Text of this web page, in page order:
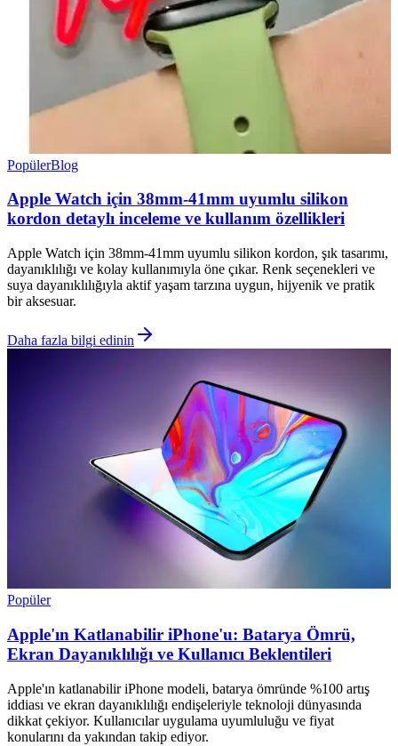
PopülerBlog
Apple Watch için 38mm-41mm uyumlu silikon
kordon detaylı inceleme ve kullanım özellikleri
Apple Watch için 38mm-41mm uyumlu silikon kordon, şık tasarımı,
dayanıklılığı ve kolay kullanımıyla öne çıkar. Renk seçenekleri ve
suya dayanıklılığıyla aktif yaşam tarzına uygun, hijyenik ve pratik
bir aksesuar.
Daha fazla bilgi edinin
Popüler
Apple'ın Katlanabilir iPhone'u: Batarya Ömrü,
Ekran Dayanıklılığı ve Kullanıcı Beklentileri
Apple'ın katlanabilir iPhone modeli, batarya ömründe %100 artış
iddiası ve ekran dayanıklılığı endişeleriyle teknoloji dünyasında
dikkat çekiyor. Kullanıcılar uygulama uyumluluğu ve fiyat
konularını da yakından takip ediyor.